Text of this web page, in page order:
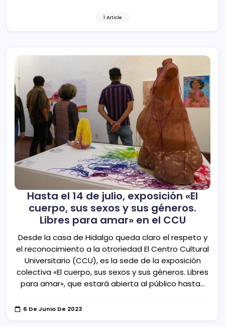
1 Article
Hasta el 14 de julio, exposición «El
cuerpo, sus sexos y sus géneros.
Libres para amar» en el CCU
Desde la casa de Hidalgo queda claro el respeto y
el reconocimiento a la otroriedad El Centro Cultural
Universitario (CCU), es la sede de la exposición
colectiva «El cuerpo, sus sexos y sus géneros. Libres
para amar», que estará abierta al público hasta…
6 De Junio De 2023